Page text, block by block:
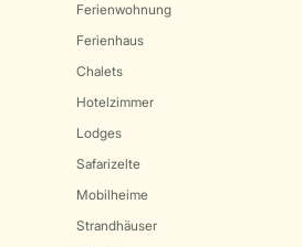
Ferienwohnung
Ferienhaus
Chalets
Hotelzimmer
Lodges
Safarizelte
Mobilheime
Strandhäuser